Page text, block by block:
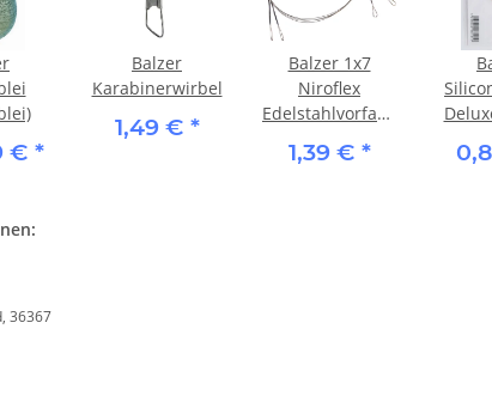
€ *
Balzer
Karabinerwirbel
1,49 € *
Balzer 1x7
Niroflex
Edelstahlvorfach
mit 2 Schlaufen
1,39 € *
36367